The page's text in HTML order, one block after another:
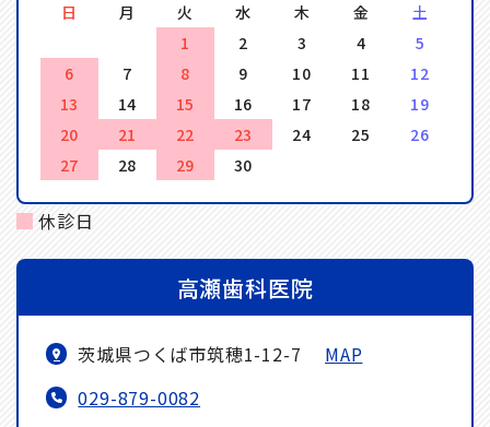
日 月 火 水 木 金
土
1
2 3 4
5
6
7 8 9 10 11
12
13
14 15 16 17 18
19
20
21 22 23 24 25
26
27
28 29 30
休診日
高瀬歯科医院
茨城県つくば市筑穂1-12-7 MAP
029-879-0082